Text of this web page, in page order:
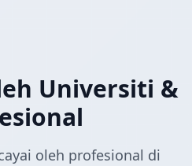
Universiti &
oleh profesional di